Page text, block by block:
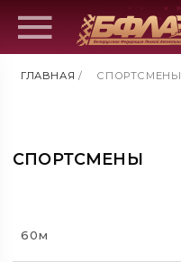
ГЛАВНАЯ / СПОРТСМЕНЫ
СПОРТСМЕНЫ
60м